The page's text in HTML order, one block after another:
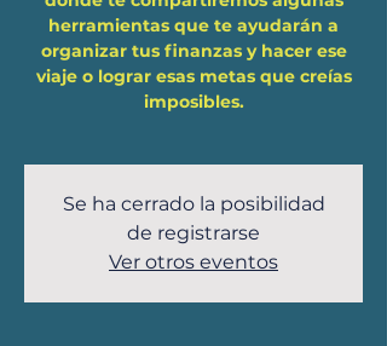
herramientas que te ayudarán a
organizar tus finanzas y hacer ese
viaje o lograr esas metas que creías
imposibles.
Se ha cerrado la posibilidad
de registrarse
Ver otros eventos